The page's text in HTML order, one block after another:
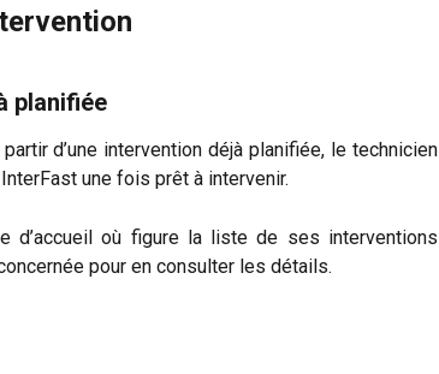
planifiée
d’une intervention déjà planifiée, le technicien
une fois prêt à intervenir.
d’accueil où figure la liste de ses interventions
pour en consulter les détails.